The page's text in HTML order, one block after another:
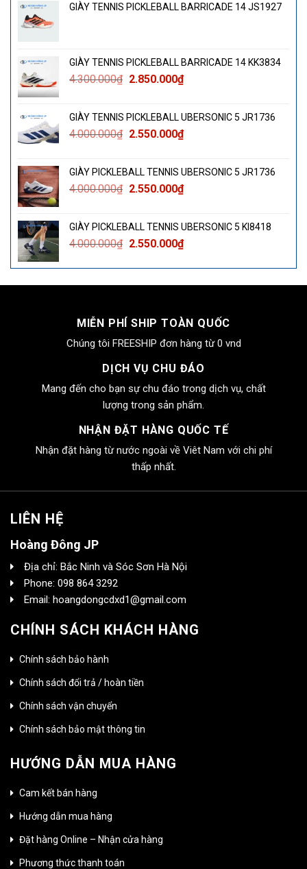
GIÀY TENNIS PICKLEBALL BARRICADE 14 JS1927
GIÀY TENNIS PICKLEBALL BARRICADE 14 KK3834
4.300.000₫ Giá
4.300.000₫.
2.850.000₫Giá
là:
2.850.000₫.
GIÀY TENNIS PICKLEBALL UBERSONIC 5 JR1736
4.000.000₫ Giá
4.000.000₫.
2.550.000₫Giá
là:
2.550.000₫.
GIÀY PICKLEBALL TENNIS UBERSONIC 5 JR1736
4.000.000₫ Giá
4.000.000₫.
2.550.000₫Giá
là:
2.550.000₫.
GIÀY PICKLEBALL TENNIS UBERSONIC 5 KI8418
4.000.000₫ Giá
là:
4.000.000₫.
2.550.000₫Giá
tại
là:
MIỄN PHÍ SHIP TOÀN QUỐC
Chúng tôi FREESHIP đơn hàng từ 0 vnd
DỊCH VỤ CHU ĐÁO
Mang đến cho bạn sự chu đáo trong dịch vụ, chất
lượng trong sản phẩm.
NHẬN ĐẶT HÀNG QUỐC TẾ
Nhận đặt hàng từ nước ngoài về Viêt Nam với chi phí
thấp nhất.
LIÊN HỆ
Hoàng Đông JP
Địa chỉ: Bắc Ninh và Sóc Sơn Hà Nội
Phone: 098 864 3292
Email: hoangdongcdxd1@gmail.com
CHÍNH SÁCH KHÁCH HÀNG
Chính sách bảo hành
Chính sách đổi trả / hoàn tiền
Chính sách vận chuyển
Chính sách bảo mật thông tin
HƯỚNG DẪN MUA HÀNG
Cam kết bán hàng
Hướng dẫn mua hàng
Đặt hàng Online – Nhận cửa hàng
Phương thức thanh toán